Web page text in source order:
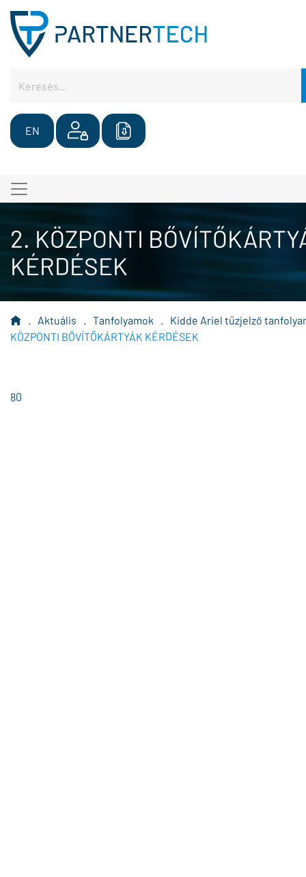
EN
2. KÖZPONTI
KÉRDÉSEK
. Aktuális . Tanfolyamok .
Kidde Ariel tűzjelző
KÖZPONTI BŐVÍTŐKÁRTYÁK KÉRDÉSEK
80